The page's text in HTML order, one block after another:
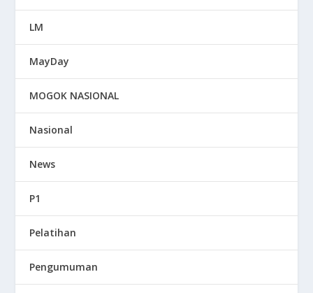
LM
MayDay
MOGOK NASIONAL
Nasional
News
P1
Pelatihan
Pengumuman